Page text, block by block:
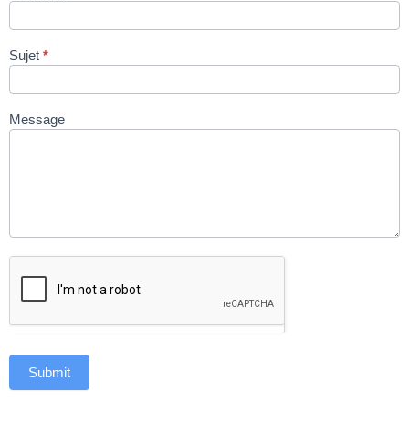
Sujet *
Message
Submit